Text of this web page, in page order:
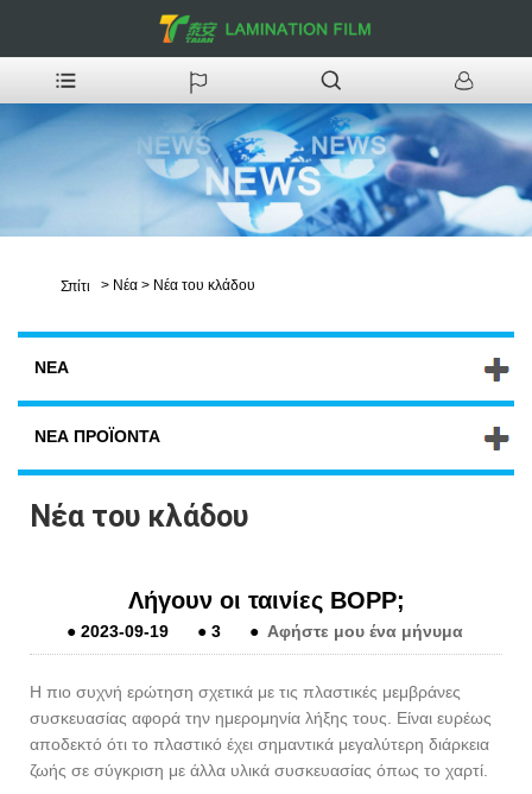
Σπίτι > Νέα > Νέα του κλάδου
ΝΈΑ
ΝΈΑ ΠΡΟΪΌΝΤΑ
Νέα του κλάδου
Λήγουν οι ταινίες BOPP;
● 2023-09-19 ● 3 ● Αφήστε μου ένα μήνυμα
Η πιο συχνή ερώτηση σχετικά με τις πλαστικές μεμβράνες
συσκευασίας αφορά την ημερομηνία λήξης τους. Είναι ευρέως
αποδεκτό ότι το πλαστικό έχει σημαντικά μεγαλύτερη διάρκεια
ζωής σε σύγκριση με άλλα υλικά συσκευασίας όπως το χαρτί.